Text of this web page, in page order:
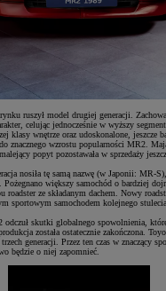
ruszył model drugiej generacji.
celując jednocześnie w wyższy
klasy wnętrze oraz udoskonalone, jeszcze
znacznego wzrostu popularności MR2.
popyt pozostawała w sprzedaży
nosiła tę samą nazwę (w Japonii: MR-
Pożegnano większy samochód o bardziej
roadster ze składanym dachem. Nowy
sportowym samochodem kolejnego stulecia.
skutki globalnego spowolnienia,
została ostatecznie zakończona.
generacji. Przez ten czas w znaczący
będzie o niej zapomnieć.